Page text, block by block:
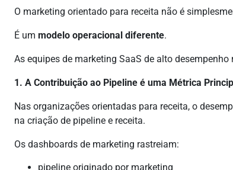
O marketing orientado para receita não é
É ummodelo operacional diferente.
As equipes de marketing SaaS de alto
1. A Contribuição ao Pipeline é uma Métrica
Nas organizações orientadas para receita, o
na criação de pipeline e receita.
Os dashboards de marketing rastreiam:
pipeline originado por marketing